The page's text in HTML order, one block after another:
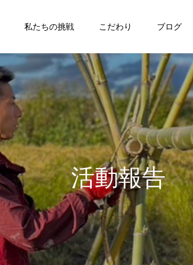
私たちの挑戦 こだわり ブログ
活動報告